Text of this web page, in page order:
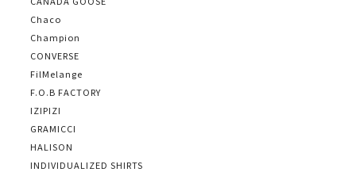
Chaco
Champion
CONVERSE
FilMelange
F.O.B FACTORY
IZIPIZI
GRAMICCI
HALISON
INDIVIDUALIZED SHIRTS